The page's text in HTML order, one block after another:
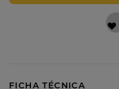
FICHA TÉCNICA